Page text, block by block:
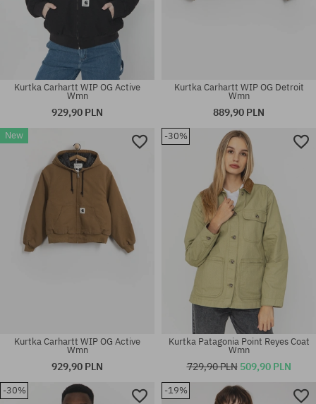
Dostępne rozmiary:
Dostępne rozmiary:
Dostępne rozmiary:
Kurtka Carhartt WIP OG Active
Wmn
929,90 PLN
Dostępne rozmiary:
Kurtka Carhartt WIP OG Detroit
Wmn
889,90 PLN
New
Kurtka Carhartt WIP OG Active
Wmn
929,90 PLN
-30%
Kurtka Patagonia Point Reyes Coat
Wmn
729,90 PLN 509,90 PLN
-30% -19%